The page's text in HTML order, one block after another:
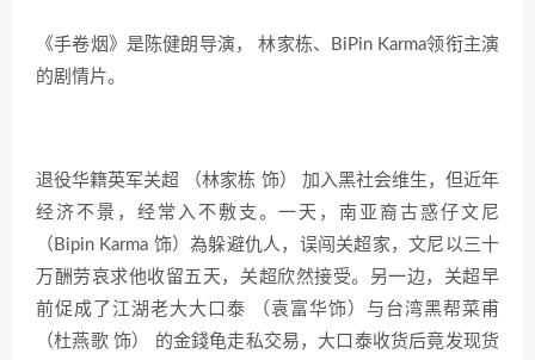
《手卷烟》是陈健朗导演， 林家栋、BiPin Karma领衔主演
的剧情片。
退役华籍英军关超 （林家栋 饰） 加入黑社会维生，但近年
经济不景，经常入不敷支。一天，南亚裔古惑仔文尼
（Bipin Karma 饰）為躲避仇人，误闯关超家，文尼以三十
万酬劳哀求他收留五天，关超欣然接受。另一边，关超早
前促成了江湖老大大口泰 （袁富华饰）与台湾黑帮菜甫
（杜燕歌 饰） 的金錢龟走私交易，大口泰收货后竟发现货